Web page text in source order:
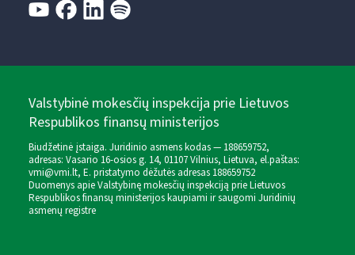
Valstybinė mokesčių inspekcija prie Lietuvos
Respublikos finansų ministerijos
Biudžetinė įstaiga. Juridinio asmens kodas — 188659752,
adresas: Vasario 16-osios g. 14, 01107 Vilnius, Lietuva, el.paštas:
vmi@vmi.lt, E. pristatymo dėžutės adresas 188659752
Duomenys apie Valstybinę mokesčių inspekciją prie Lietuvos
Respublikos finansų ministerijos kaupiami ir saugomi Juridinių
asmenų registre